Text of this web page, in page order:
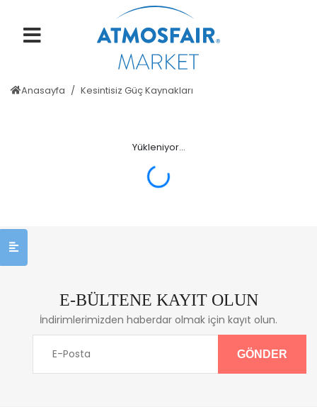
Anasayfa Kesintisiz Güç Kaynakları
Yükleniyor...
E-BÜLTENE KAYIT OLUN
İndirimlerimizden haberdar olmak için kayıt olun.